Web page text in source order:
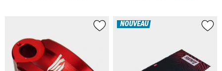
NOUVEAU